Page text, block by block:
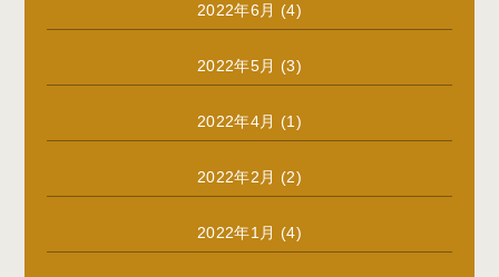
2022年6月 (4)
2022年5月 (3)
2022年4月 (1)
2022年2月 (2)
2022年1月 (4)